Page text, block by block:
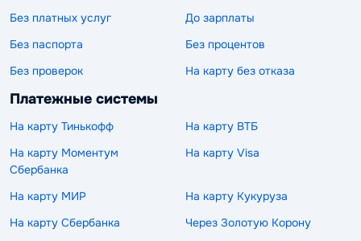
Без платных услуг
До зарплаты
Без паспорта
Без процентов
Без проверок
На карту без отказа
Платежные системы
На карту Тинькофф
На карту ВТБ
На карту Моментум
Сбербанка
На карту Visa
На карту МИР
На карту Кукуруза
На карту Сбербанка
Через Золотую Корону